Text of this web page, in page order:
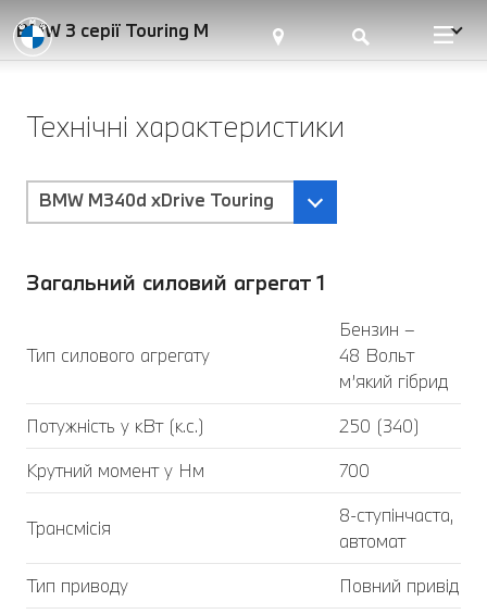
BMW 3 серії Touring M
Технічні характеристики
BMW M340d xDrive Touring
Загальний силовий агрегат 1
Тип силового агрегату
Бензин –
48 Вольт
м’який гібрид
Потужність у кВт (к.с.)
250 (340)
Крутний момент у Нм
700
Трансмісія
8-ступінчаста,
автомат
Тип приводу
Повний привід